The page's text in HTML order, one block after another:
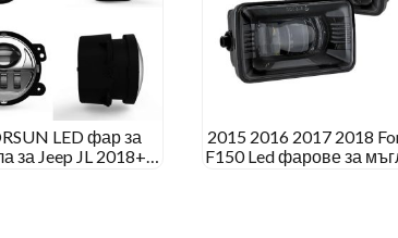
LED фар за
за Jeep JL 2018+
2015 2016 2017 2018
F150 Led фарове за